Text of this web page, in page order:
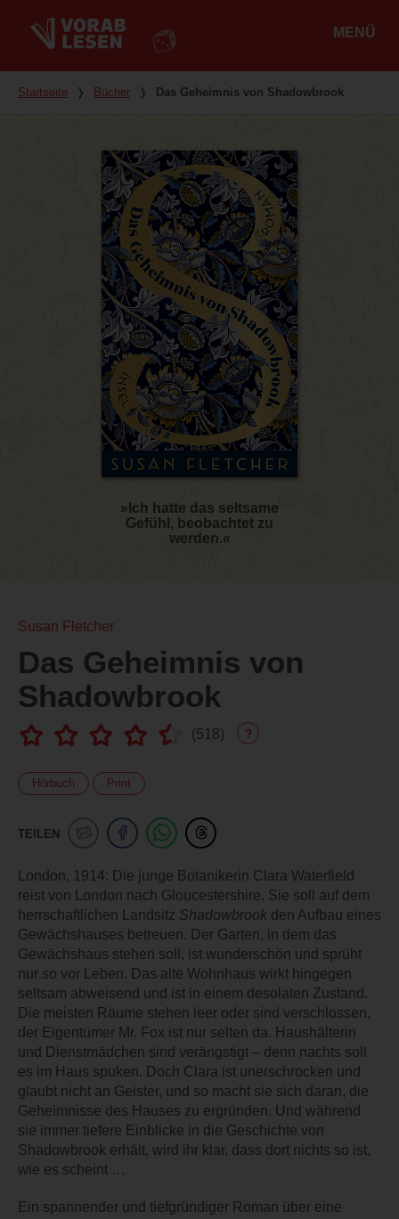
MENÜ
Du bist hier
Startseite ❭ Bücher ❭ Das Geheimnis von Shadowbrook
»Ich hatte das seltsame
Gefühl, beobachtet zu
werden.«
Susan Fletcher
Das Geheimnis von
Shadowbrook
(518) ?
Hörbuch Print
TEILEN
London, 1914: Die junge Botanikerin Clara Waterfield
reist von London nach Gloucestershire. Sie soll auf dem
herrschaftlichen Landsitz Shadowbrook den Aufbau eines
Gewächshauses betreuen. Der Garten, in dem das
Gewächshaus stehen soll, ist wunderschön und sprüht
nur so vor Leben. Das alte Wohnhaus wirkt hingegen
seltsam abweisend und ist in einem desolaten Zustand.
Die meisten Räume stehen leer oder sind verschlossen,
der Eigentümer Mr. Fox ist nur selten da. Haushälterin
und Dienstmädchen sind verängstigt – denn nachts soll
es im Haus spuken. Doch Clara ist unerschrocken und
glaubt nicht an Geister, und so macht sie sich daran, die
Geheimnisse des Hauses zu ergründen. Und während
sie immer tiefere Einblicke in die Geschichte von
Shadowbrook erhält, wird ihr klar, dass dort nichts so ist,
wie es scheint …
Ein spannender und tiefgründiger Roman über eine